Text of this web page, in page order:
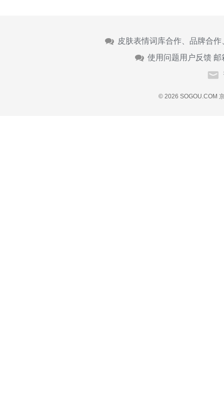
皮肤表情词库合作、品牌合
使用问题用户反馈 邮
© 2026 SOGOU.COM